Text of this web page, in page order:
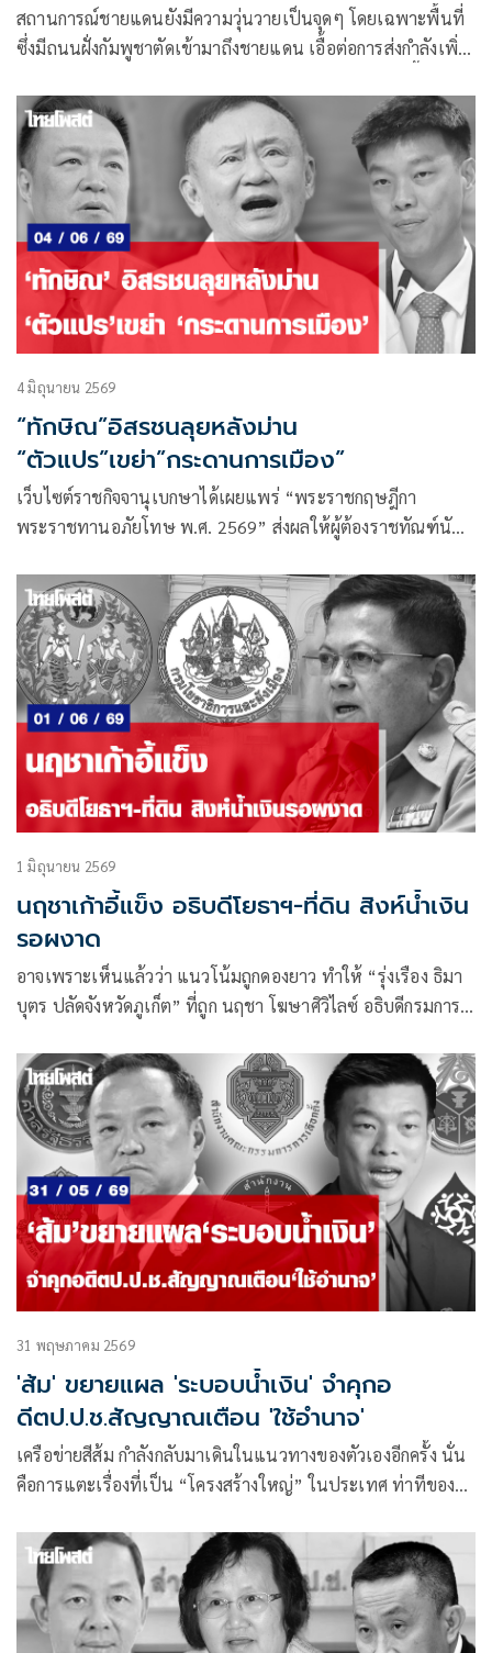
สถานการณ์ชายแดนยังมีความวุ่นวายเป็นจุดๆ โดยเฉพาะพื้นที่
ซึ่งมีถนนฝั่งกัมพูชาตัดเข้ามาถึงชายแดน เอื้อต่อการส่งกำลังเพิ่ม
ผิดชอบของกองกำลังสุรนารี
4 มิถุนายน 2569
“ทักษิณ”อิสรชนลุยหลังม่าน
“ตัวแปร”เขย่า”กระดานการเมือง”
เว็บไซต์ราชกิจจานุเบกษาได้เผยแพร่ “พระราชกฤษฎีกา
พระราชทานอภัยโทษ พ.ศ. 2569” ส่งผลให้ผู้ต้องราชทัณฑ์นับ
ปลดพันธนาการขั้นสุดท้ายของบุรุษผู้ทรงอิทธิพลที่สุดคนหนึ่ง
ของการเมืองไทย นั่นคือ ทักษิณ ชินวัตร
1 มิถุนายน 2569
นฤชาเก้าอี้แข็ง อธิบดีโยธาฯ-ที่ดิน สิงห์น้ำเงิน
รอผงาด
อาจเพราะเห็นแล้วว่า แนวโน้มถูกดองยาว ทำให้ “รุ่งเรือง ธิมา
บุตร ปลัดจังหวัดภูเก็ต” ที่ถูก นฤชา โฆษาศิวิไลซ์ อธิบดีกรมการ
31 พฤษภาคม 2569
'ส้ม' ขยายแผล 'ระบอบน้ำเงิน' จำคุกอ
ดีตป.ป.ช.สัญญาณเตือน 'ใช้อำนาจ'
เครือข่ายสีส้ม กำลังกลับมาเดินในแนวทางของตัวเองอีกครั้ง นั่น
คือการแตะเรื่องที่เป็น “โครงสร้างใหญ่” ในประเทศ ท่าทีของ